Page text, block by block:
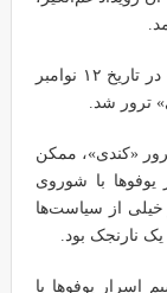
یادداشت رییس‌جمهور «کندی» به سازمان «سیا» در تاریخ ۱۲ نوامبر
«کندی»، ممکن
با شوروی
خیلی از سیاست‌ها
یک نارنجک بود.
اسرار یوفوها با